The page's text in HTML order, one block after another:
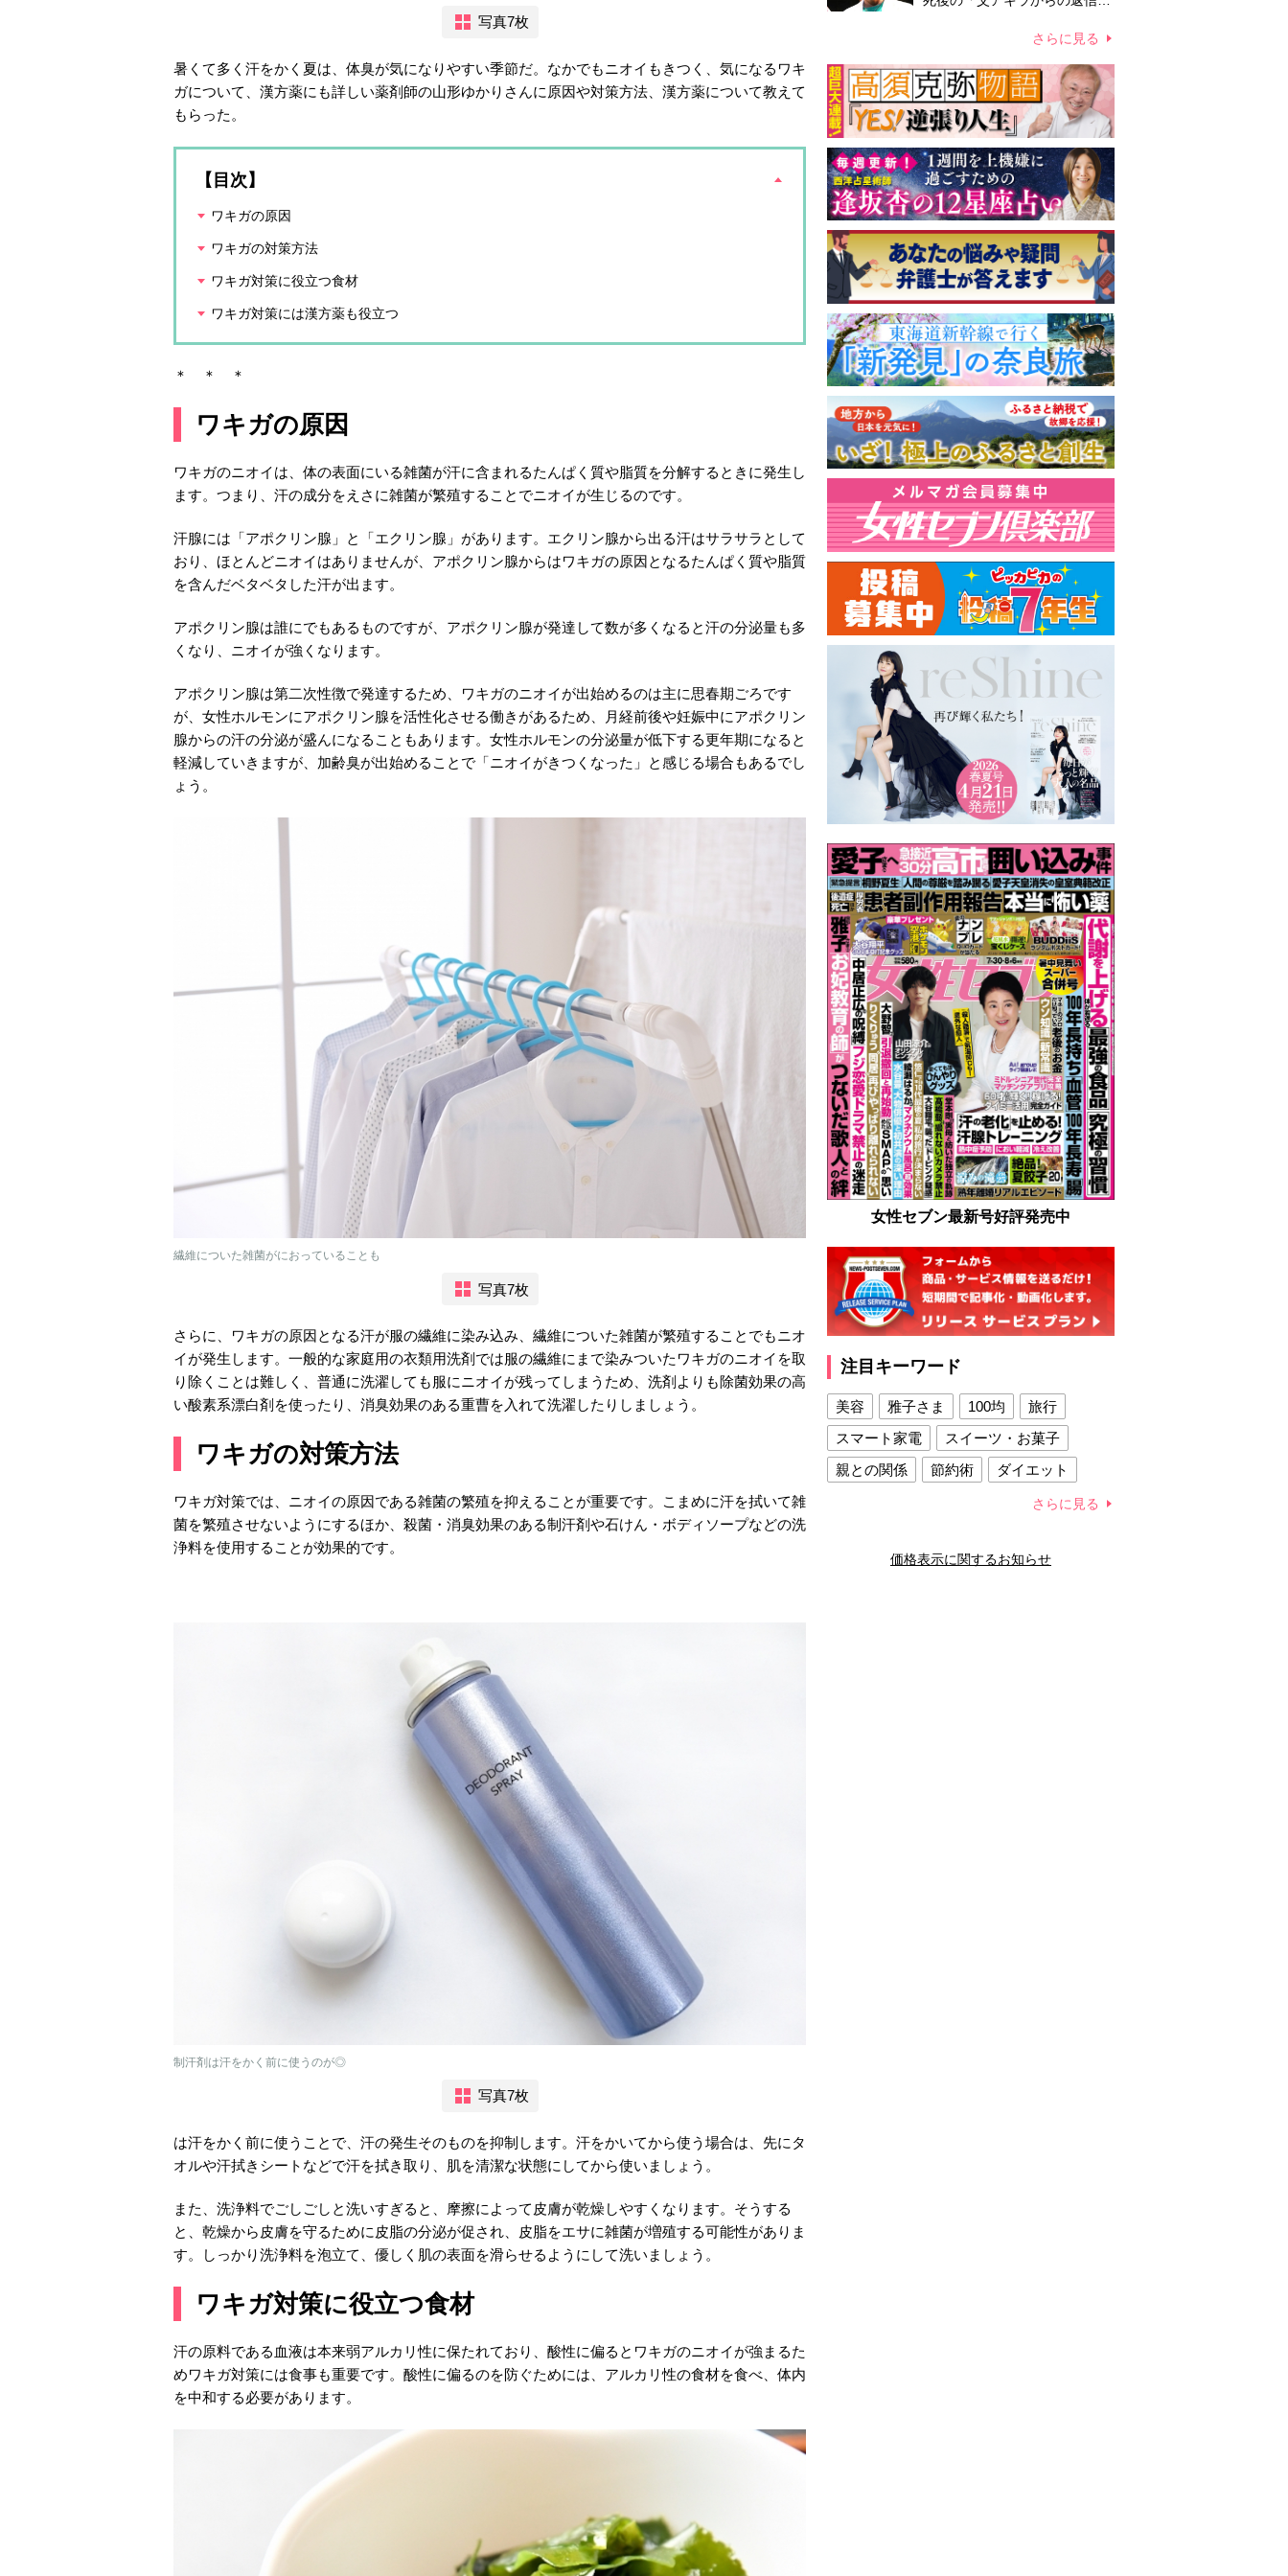
写真7枚
暑くて多く汗をかく夏は、体臭が気になりやすい季節だ。なかでもニオイもきつく、気になるワキ
ガについて、漢方薬にも詳しい薬剤師の山形ゆかりさんに原因や対策方法、漢方薬について教えて
もらった。
【目次】
ワキガの原因
ワキガの対策方法
ワキガ対策に役立つ食材
ワキガ対策には漢方薬も役立つ
＊ ＊ ＊
ワキガの原因
ワキガのニオイは、体の表面にいる雑菌が汗に含まれるたんぱく質や脂質を分解するときに発生し
ます。つまり、汗の成分をえさに雑菌が繁殖することでニオイが生じるのです。
汗腺には「アポクリン腺」と「エクリン腺」があります。エクリン腺から出る汗はサラサラとして
おり、ほとんどニオイはありませんが、アポクリン腺からはワキガの原因となるたんぱく質や脂質
を含んだベタベタした汗が出ます。
アポクリン腺は誰にでもあるものですが、アポクリン腺が発達して数が多くなると汗の分泌量も多
くなり、ニオイが強くなります。
アポクリン腺は第二次性徴で発達するため、ワキガのニオイが出始めるのは主に思春期ごろです
が、女性ホルモンにアポクリン腺を活性化させる働きがあるため、月経前後や妊娠中にアポクリン
腺からの汗の分泌が盛んになることもあります。女性ホルモンの分泌量が低下する更年期になると
軽減していきますが、加齢臭が出始めることで「ニオイがきつくなった」と感じる場合もあるでし
ょう。
繊維についた雑菌がにおっていることも
写真7枚
さらに、ワキガの原因となる汗が服の繊維に染み込み、繊維についた雑菌が繁殖することでもニオ
イが発生します。一般的な家庭用の衣類用洗剤では服の繊維にまで染みついたワキガのニオイを取
り除くことは難しく、普通に洗濯しても服にニオイが残ってしまうため、洗剤よりも除菌効果の高
い酸素系漂白剤を使ったり、消臭効果のある重曹を入れて洗濯したりしましょう。
ワキガの対策方法
ワキガ対策では、ニオイの原因である雑菌の繁殖を抑えることが重要です。こまめに汗を拭いて雑
菌を繁殖させないようにするほか、殺菌・消臭効果のある制汗剤や石けん・ボディソープなどの洗
浄料を使用することが効果的です。
制汗剤は汗をかく前に使うのが◎
写真7枚
は汗をかく前に使うことで、汗の発生そのものを抑制します。汗をかいてから使う場合は、先にタ
オルや汗拭きシートなどで汗を拭き取り、肌を清潔な状態にしてから使いましょう。
また、洗浄料でごしごしと洗いすぎると、摩擦によって皮膚が乾燥しやすくなります。そうする
と、乾燥から皮膚を守るために皮脂の分泌が促され、皮脂をエサに雑菌が増殖する可能性がありま
す。しっかり洗浄料を泡立て、優しく肌の表面を滑らせるようにして洗いましょう。
ワキガ対策に役立つ食材
汗の原料である血液は本来弱アルカリ性に保たれており、酸性に偏るとワキガのニオイが強まるた
めワキガ対策には食事も重要です。酸性に偏るのを防ぐためには、アルカリ性の食材を食べ、体内
を中和する必要があります。
さらに見る
女性セブン最新号好評発売中
注目キーワード
美容 雅子さま 100均
旅行
スマート家電
スイーツ・お菓子
親との関係
節約術
ダイエット
夫との関係
新津春子 どか食い
さらに見る
価格表示に関するお知らせ